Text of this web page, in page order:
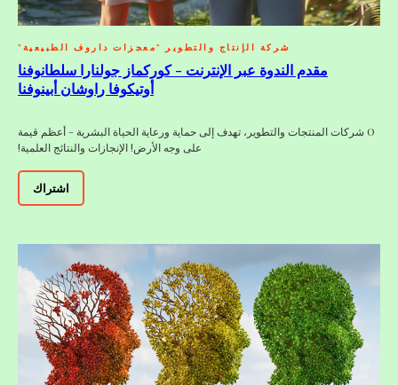
شركة الإنتاج والتطوير "معجزات داروف الطبيعية"
مقدم الندوة عبر الإنترنت - كوركماز جولنارا سلطانوفنا
أوتيكوفا راوشان أبينوفنا
O شركات المنتجات والتطوير، تهدف إلى حماية ورعاية الحياة البشرية - أعظم قيمة
على وجه الأرض! الإنجازات والنتائج العلمية!
اشتراك